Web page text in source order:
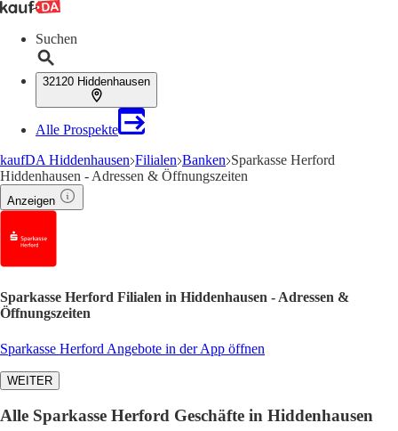
Suchen
32120 Hiddenhausen
Alle Prospekte
kaufDA Hiddenhausen Filialen Banken Sparkasse Herford
Hiddenhausen - Adressen & Öffnungszeiten
Anzeigen
Sparkasse Herford Filialen in Hiddenhausen - Adressen &
Öffnungszeiten
Sparkasse Herford Angebote in der App öffnen
WEITER
Alle Sparkasse Herford Geschäfte in Hiddenhausen